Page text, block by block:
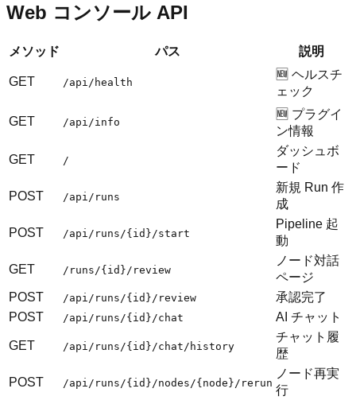
Web コンソール API
メソッド パス 説明
GET /api/health
🆕 ヘルスチ
ェック
GET /api/info
🆕 プラグイ
ン情報
GET /
ダッシュボ
ード
POST /api/runs
新規 Run 作
成
POST /api/runs/{id}/start
Pipeline 起
動
GET /runs/{id}/review
ノード対話
ページ
POST
/api/runs/{id}/review
承認完了
POST
/api/runs/{id}/chat AI チャット
GET /api/runs/{id}/chat/history
チャット履
歴
POST /api/runs/{id}/nodes/{node}/rerun
ノード再実
行